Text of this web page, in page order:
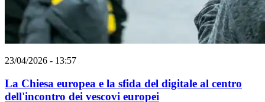
23/04/2026 - 13:57
La Chiesa europea e la sfida del digitale al centro
dell'incontro dei vescovi europei